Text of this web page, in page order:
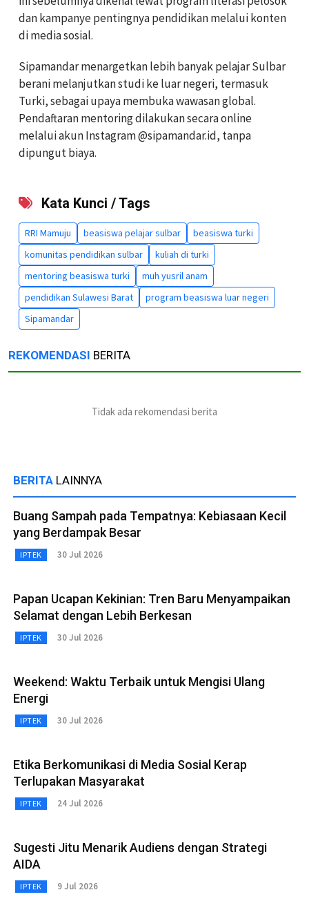
dan kampanye pentingnya pendidikan melalui konten
di media sosial.
Sipamandar menargetkan lebih banyak pelajar Sulbar
berani melanjutkan studi ke luar negeri, termasuk
Turki, sebagai upaya membuka wawasan global.
Pendaftaran mentoring dilakukan secara online
melalui akun Instagram @sipamandar.id, tanpa
dipungut biaya.
Kata Kunci / Tags
RRI Mamuju beasiswa pelajar sulbar
beasiswa turki
komunitas pendidikan sulbar
kuliah di turki
mentoring beasiswa turki
muh yusril anam
pendidikan Sulawesi Barat
program beasiswa luar negeri
Sipamandar
REKOMENDASI BERITA
Tidak ada rekomendasi berita
BERITA LAINNYA
Buang Sampah pada Tempatnya: Kebiasaan Kecil
yang Berdampak Besar
IPTEK 30 Jul 2026
Papan Ucapan Kekinian: Tren Baru Menyampaikan
Selamat dengan Lebih Berkesan
IPTEK 30 Jul 2026
Weekend: Waktu Terbaik untuk Mengisi Ulang
Energi
IPTEK 30 Jul 2026
Etika Berkomunikasi di Media Sosial Kerap
Terlupakan Masyarakat
IPTEK 24 Jul 2026
Sugesti Jitu Menarik Audiens dengan Strategi
AIDA
IPTEK 9 Jul 2026